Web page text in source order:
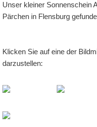
Unser kleiner Sonnenschein
Pärchen in Flensburg
Klicken Sie auf eine der
darzustellen: